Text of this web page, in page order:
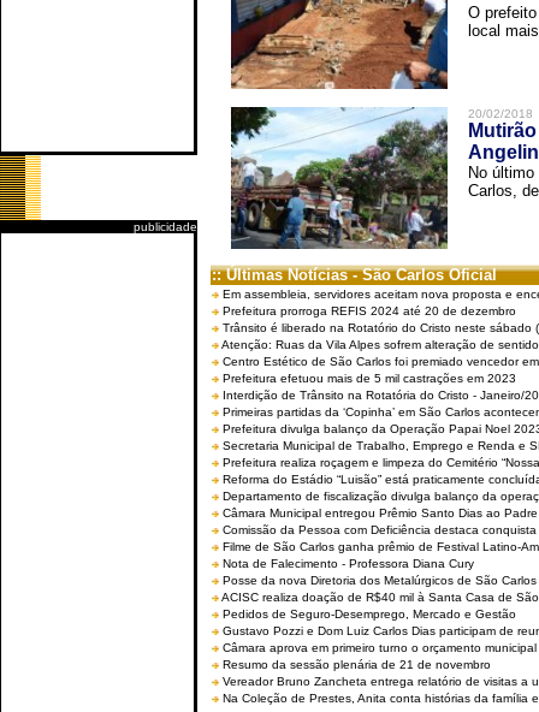
publicidade
O
local
20/02/2018
No
Carlos,
:: Últimas Notícias - São Carlos Oficial
Em assembleia, servidores aceitam nova proposta e
Prefeitura prorroga REFIS 2024 até 20 de dezembro
Trânsito é liberado na Rotatório do Cristo neste sábado
Atenção: Ruas da Vila Alpes sofrem alteração de
Centro Estético de São Carlos foi premiado vencedor
Prefeitura efetuou mais de 5 mil castrações em 2023
Interdição de Trânsito na Rotatória do Cristo - Janeiro/
Primeiras partidas da ‘Copinha’ em São Carlos
Prefeitura divulga balanço da Operação Papai Noel
Secretaria Municipal de Trabalho, Emprego e Renda e
Prefeitura realiza roçagem e limpeza do Cemitério
Reforma do Estádio “Luisão” está praticamente
Departamento de fiscalização divulga balanço da
Câmara Municipal entregou Prêmio Santo Dias ao
Comissão da Pessoa com Deficiência destaca
Filme de São Carlos ganha prêmio de Festival Latino-
Nota de Falecimento - Professora Diana Cury
Posse da nova Diretoria dos Metalúrgicos de São
ACISC realiza doação de R$40 mil à Santa Casa de
Pedidos de Seguro-Desemprego, Mercado e Gestão
Gustavo Pozzi e Dom Luiz Carlos Dias participam de
Câmara aprova em primeiro turno o orçamento
Resumo da sessão plenária de 21 de novembro
Vereador Bruno Zancheta entrega relatório de visitas a
Na Coleção de Prestes, Anita conta histórias da família